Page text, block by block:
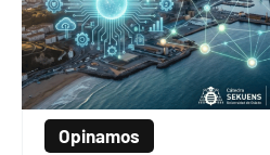
Opinamos